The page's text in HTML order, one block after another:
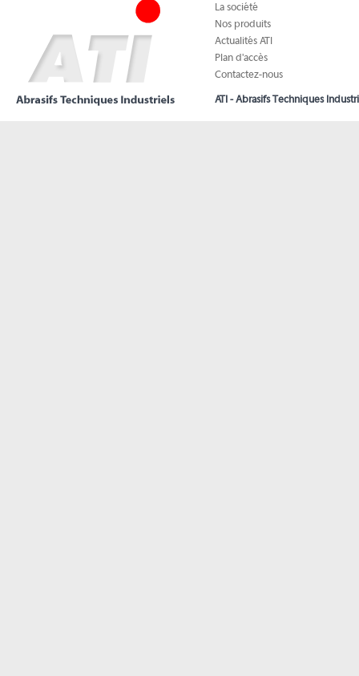
La société
Nos produits
Actualités ATI
Plan d'accès
Contactez-nous
ATI - Abrasifs Techniques